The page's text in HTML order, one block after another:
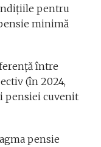
pentru
minimă
între
(în 2024,
pensiei cuvenit
pensie